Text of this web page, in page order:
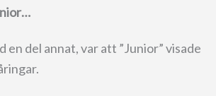
en del annat, var att ”Junior” visade